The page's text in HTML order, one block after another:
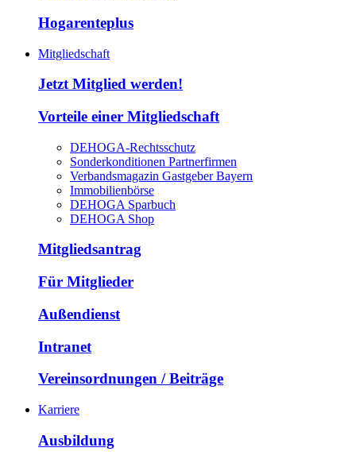
Hogarenteplus
Mitgliedschaft
Jetzt Mitglied werden!
Vorteile einer Mitgliedschaft
DEHOGA-Rechtsschutz
Sonderkonditionen Partnerfirmen
Verbandsmagazin Gastgeber Bayern
Immobilienbörse
DEHOGA Sparbuch
DEHOGA Shop
Mitgliedsantrag
Für Mitglieder
Außendienst
Intranet
Vereinsordnungen / Beiträge
Karriere
Ausbildung